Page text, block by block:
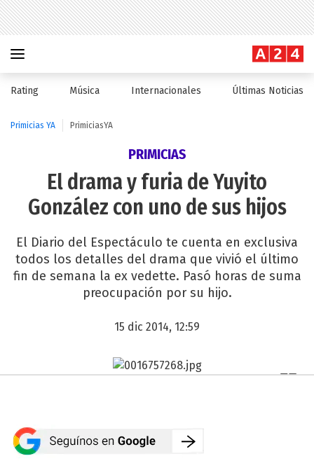
Rating Música Internacionales Últimas Noticias
Primicias YA PrimiciasYA
PRIMICIAS
El drama y furia de Yuyito
González con uno de sus hijos
El Diario del Espectáculo te cuenta en exclusiva
todos los detalles del drama que vivió el último
fin de semana la ex vedette. Pasó horas de suma
preocupación por su hijo.
15 dic 2014, 12:59